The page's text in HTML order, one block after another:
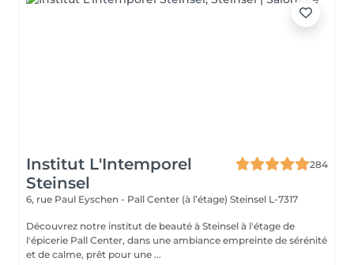
Institut L'Intemporel
Steinsel
284
6, rue Paul Eyschen - Pall Center (à l’étage) Steinsel L-7317
Découvrez notre institut de beauté à Steinsel à l'étage de
l'épicerie Pall Center, dans une ambiance empreinte de sérénité
et de calme, prêt pour une ...